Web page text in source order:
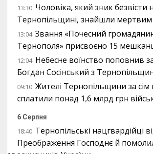
13:30 Чоловіка, який зник безвісти
Тернопільщині, знайшли мертвим
13:04 Звання «Почесний
Тернополя» присвоєно 15
12:04 Небесне воїнство поповнив
Богдан Сосінський з
09:10 Жителі Тернопільщини за сім
сплатили понад 1,6 млрд грн
6 Серпня
18:40 Тернопільські нацгвардійці
Преображення Господнє й